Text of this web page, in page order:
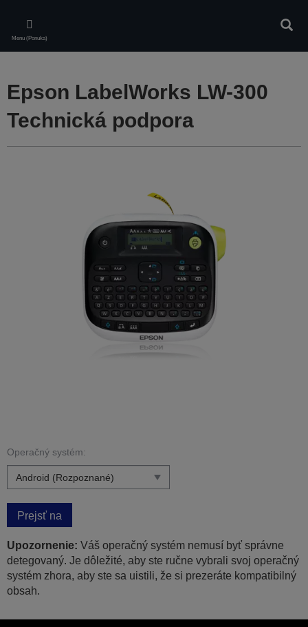
main
content
Menu (Ponuka)
Epson LabelWorks LW-300
Technická podpora
Operačný systém:
Prejsť na
Upozornenie: Váš operačný systém nemusí byť správne
detegovaný. Je dôležité, aby ste ručne vybrali svoj operačný
systém zhora, aby ste sa uistili, že si prezeráte kompatibilný
obsah.